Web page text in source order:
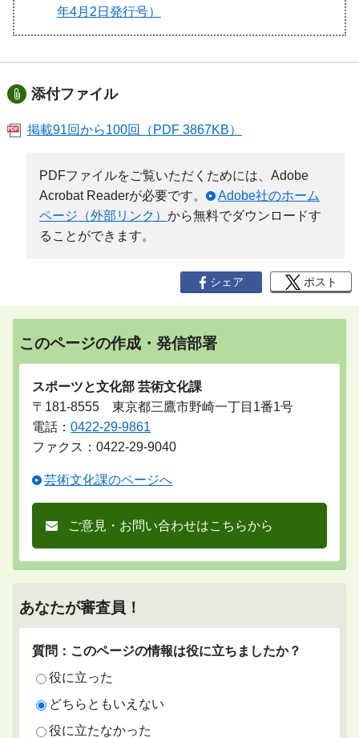
年4月2日発行号）
添付ファイル
掲載91回から100回（PDF 3867KB）
PDFファイルをご覧いただくためには、Adobe
Acrobat Readerが必要です。
Adobe社のホーム
ページ（外部リンク） から無料でダウンロードす
ることができます。
シェア ポスト
このページの作成・発信部署
スポーツと文化部 芸術文化課
〒181-8555 東京都三鷹市野崎一丁目1番1号
電話：0422-29-9861
ファクス：0422-29-9040
芸術文化課のページへ
ご意見・お問い合わせはこちらから
あなたが審査員！
質問：このページの情報は役に立ちましたか？
役に立った
どちらともいえない
役に立たなかった